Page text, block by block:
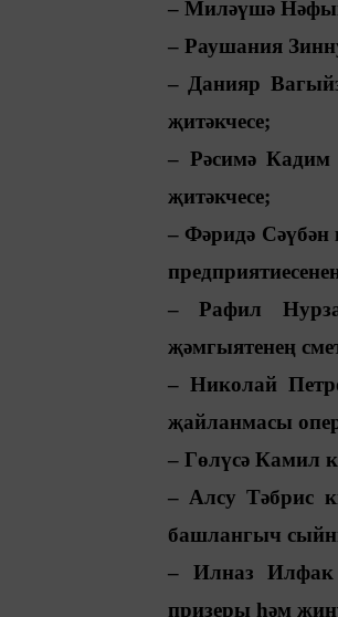
– Миләүшә
– Раушания
– Данияр
җитәкчесе;
– Рәсимә
җитәкчесе;
– Фәридә
– Рафил
җәмгыятенең
– Николай
җайланмасы
– Гөлүсә Камил
– Алсу Тәбрис
башлангыч
– Илназ Илфак
призеры һәм